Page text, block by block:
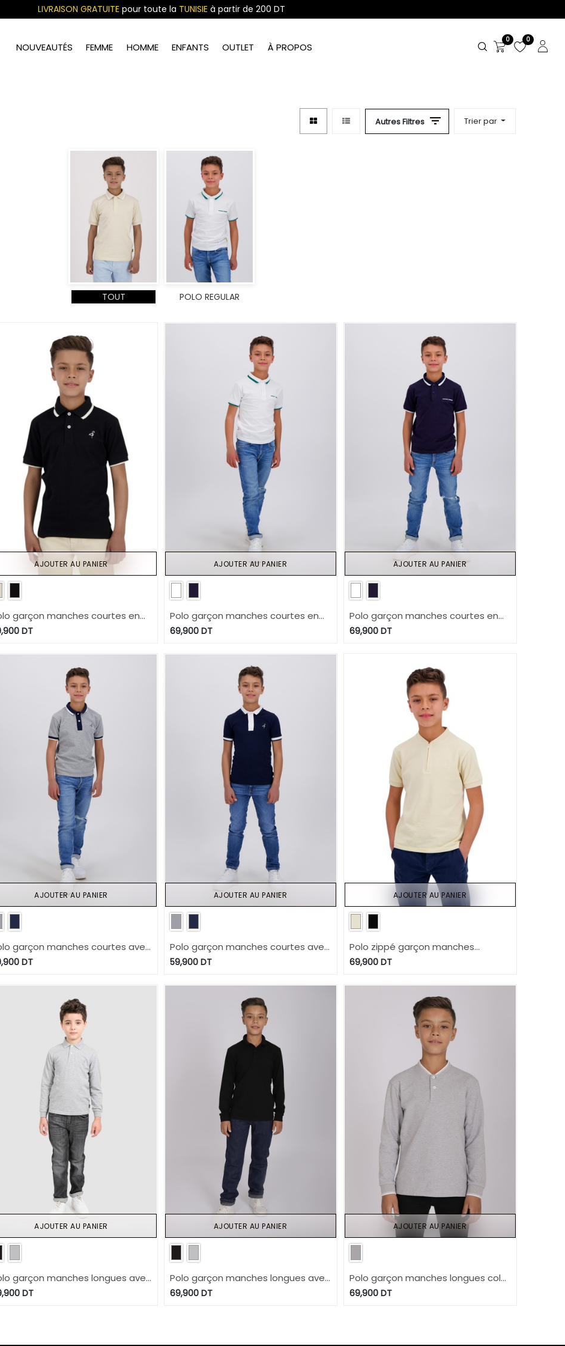
LIVRAISON GRATUITE pour toute la TUNISIE à partir de 200 DT
NOUVEAUTÉS FEMME HOMME ENFANTS OUTLET À PROPOS
0 0
Trier par
Autres Filtres
TOUT POLO REGULAR
garçon manches courtes en
avec broderie
DT
AJOUTER AU PANIER
Polo garçon manches courtes en
jersey avec poche passpoilée
69,900DT
AJOUTER AU PANIER
Polo garçon manches courtes en
jersey avec poche passpoilée
69,900DT
AJOUTER AU PANIER
garçon manches courtes avec
DT
AJOUTER AU PANIER
Polo garçon manches courtes avec
broderie
59,900DT
AJOUTER AU PANIER
Polo zippé garçon manches
courtes col mao avec broderie
69,900DT
AJOUTER AU PANIER
garçon manches longues avec
DT
AJOUTER AU PANIER
Polo garçon manches longues avec
broderie
69,900DT
AJOUTER AU PANIER
Polo garçon manches longues col
mao avec broderie
69,900DT
AJOUTER AU PANIER